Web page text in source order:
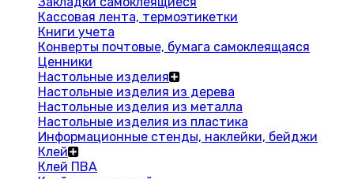
Кассовая лента, термоэтикетки
Книги учета
Конверты почтовые, бумага самоклеящаяся
Ценники
Настольные изделия
Настольные изделия из дерева
Настольные изделия из металла
Настольные изделия из пластика
Информационные стенды, наклейки, бейджи
Клей
Клей ПВА